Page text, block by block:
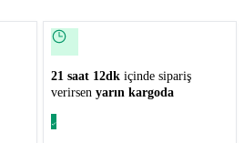
21 saat 12dk içinde sipariş
verirsen yarın kargoda